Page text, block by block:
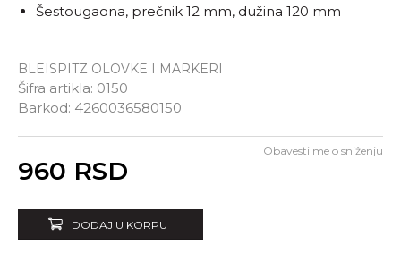
BLEISPITZ OLOVKE I MARKERI
Šifra artikla: 0150
Barkod: 4260036580150
Šestougaona, prečnik 12 mm, dužina 120 mm
960 RSD
Obavesti me o sniženju
DODAJ U KORPU